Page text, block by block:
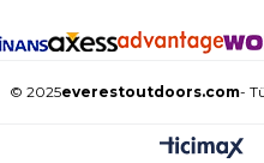
© 2025everestoutdoors.com-